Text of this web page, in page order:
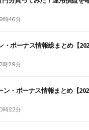
時46分
・ボーナス情報総まとめ【
時29分
・ボーナス情報まとめ【
時22分